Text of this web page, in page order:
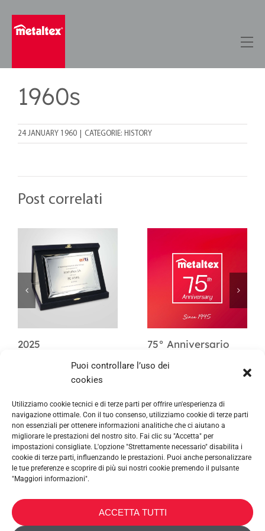
Puoi controllare l’uso dei
cookies
Utilizziamo cookie tecnici e di terze parti per offrire un'esperienza di
navigazione ottimale. Con il tuo consenso, utilizziamo cookie di terze parti
non essenziali per ottenere informazioni analitiche che ci aiutano a
migliorare le prestazioni del nostro sito. Fai clic su "Accetta" per
impostazioni consigliate. L'opzione "Strettamente necessario" disabilita i
cookie di terze parti, influenzando le prestazioni. Puoi anche personalizzare
le tue preferenze e scoprire di più sui nostri cookie premendo il pulsante
"Maggiori informazioni".
ACCETTA TUTTI
1960s
24 JANUARY 1960 CATEGORIE: HISTORY
Post correlati
2025 75° Anniversario
METALTEX SA © 2023 Powered by Ticyweb